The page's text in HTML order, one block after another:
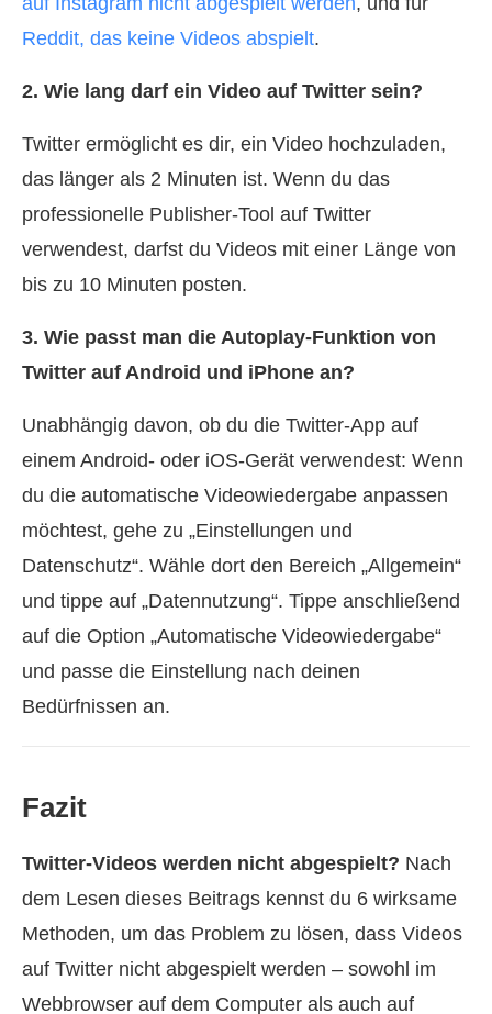
Reddit, das keine Videos abspielt.
2. Wie lang darf ein Video auf Twitter sein?
Twitter ermöglicht es dir, ein Video hochzuladen,
das länger als 2 Minuten ist. Wenn du das
professionelle Publisher-Tool auf Twitter
verwendest, darfst du Videos mit einer Länge von
bis zu 10 Minuten posten.
3. Wie passt man die Autoplay-Funktion von
Twitter auf Android und iPhone an?
Unabhängig davon, ob du die Twitter-App auf
einem Android- oder iOS-Gerät verwendest: Wenn
du die automatische Videowiedergabe anpassen
möchtest, gehe zu „Einstellungen und
Datenschutz“. Wähle dort den Bereich „Allgemein“
und tippe auf „Datennutzung“. Tippe anschließend
auf die Option „Automatische Videowiedergabe“
und passe die Einstellung nach deinen
Bedürfnissen an.
Fazit
Twitter-Videos werden nicht abgespielt? Nach
dem Lesen dieses Beitrags kennst du 6 wirksame
Methoden, um das Problem zu lösen, dass Videos
auf Twitter nicht abgespielt werden – sowohl im
Webbrowser auf dem Computer als auch auf